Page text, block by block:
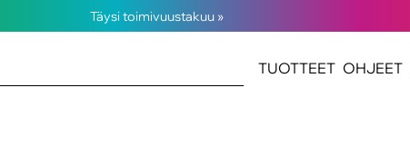
Täysi toimivuustakuu »
TUOTTEET OHJEET